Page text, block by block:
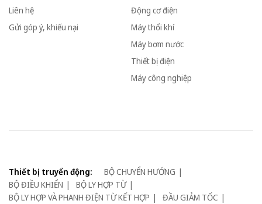
Liên hệ
Gửi góp ý, khiếu nại
Động cơ điện
Máy thổi khí
Máy bơm nước
Thiết bị điện
Máy công nghiệp
Thiết bị truyển động:
BỘ CHUYỂN HƯỚNG
BỘ ĐIỀU KHIỂN
BỘ LY HỢP TỪ
BỘ LY HỢP VÀ PHANH ĐIỆN TỪ KẾT HỢP
ĐẦU GIẢM TỐC